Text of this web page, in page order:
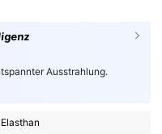
Ausstrahlung.